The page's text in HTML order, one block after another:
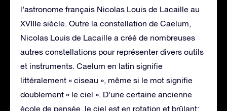
l’astronome français Nicolas Louis de Lacaille au
XVIIIe siècle. Outre la constellation de Caelum,
Nicolas Louis de Lacaille a créé de nombreuses
autres constellations pour représenter divers outils
et instruments. Caelum en latin signifie
littéralement « ciseau », même si le mot signifie
doublement « le ciel ». D’une certaine ancienne
école de pensée, le ciel est en rotation et brûlant;